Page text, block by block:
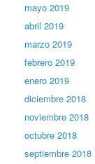
mayo 2019
abril 2019
marzo 2019
febrero 2019
enero 2019
diciembre 2018
noviembre 2018
octubre 2018
septiembre 2018